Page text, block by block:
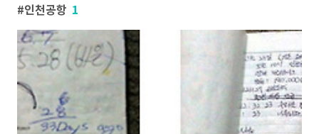
인천공항 1